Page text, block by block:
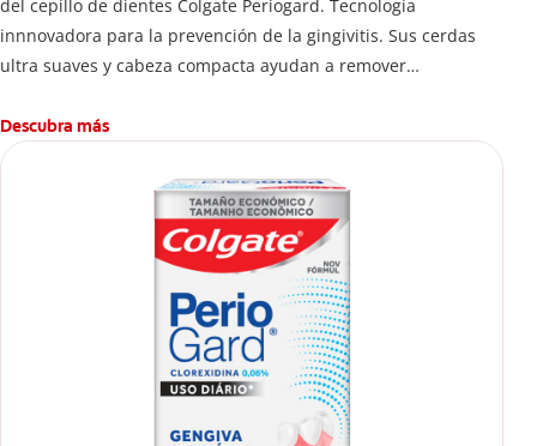
del cepillo de dientes Colgate Periogard. Tecnología
innnovadora para la prevención de la gingivitis. Sus cerdas
ultra suaves y cabeza compacta ayudan a remover
Descubra más